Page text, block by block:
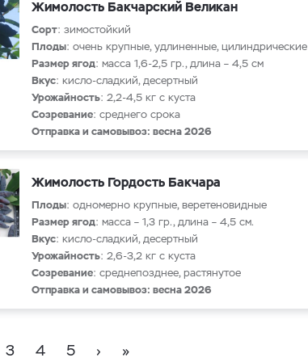
Жимолость Бакчарский Великан
Сорт: зимостойкий
Плоды: очень крупные, удлиненные, цилиндрические
Размер ягод: масса 1,6-2,5 гр., длина – 4,5 см
Вкус: кисло-сладкий, десертный
Урожайность: 2,2-4,5 кг с куста
Созревание: среднего срока
Отправка и самовывоз: весна 2026
Жимолость Гордость Бакчара
Плоды: одномерно крупные, веретеновидные
Размер ягод: масса – 1,3 гр., длина – 4,5 см.
Вкус: кисло-сладкий, десертный
Урожайность: 2,6-3,2 кг с куста
Созревание: среднепозднее, растянутое
Отправка и самовывоз: весна 2026
3 4 5 › »